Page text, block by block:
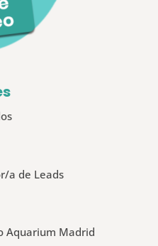
a de Leads
Aquarium Madrid